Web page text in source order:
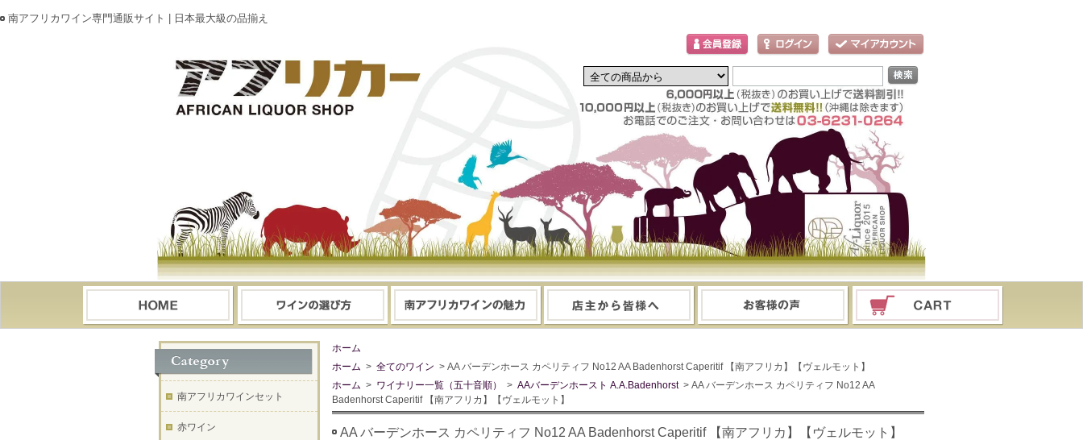
南アフリカワイン専門通販サイト | 日本最大級の品揃え
ホーム
ホーム > 全てのワイン > AA バーデンホース カペリティフ No12 AA Badenhorst Caperitif 【南アフリカ】【ヴェルモット】
ホーム > ワイナリー一覧（五十音順） > AAバーデンホースト A.A.Badenhorst > AA バーデンホース カペリティフ No12 AA
Badenhorst Caperitif 【南アフリカ】【ヴェルモット】
AA バーデンホース カペリティフ No12 AA Badenhorst Caperitif 【南アフリカ】【ヴェルモット】
南アフリカワインセット
赤ワイン